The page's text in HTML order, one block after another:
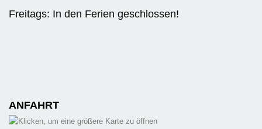
Freitags: In den Ferien geschlossen!
ANFAHRT